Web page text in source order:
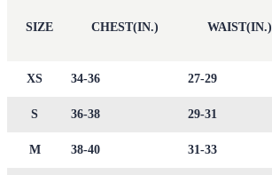
SIZE CHEST(IN.) WAIST(IN.)
XS 34-36 27-29
S 36-38 29-31
M 38-40 31-33